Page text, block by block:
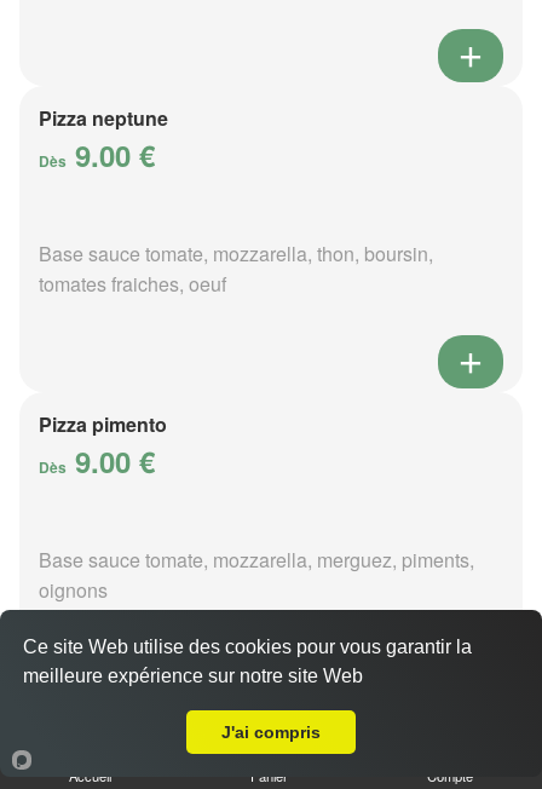
Pizza neptune
Dès 9.00 €
Base sauce tomate, mozzarella, thon, boursin,
tomates fraiches, oeuf
Pizza pimento
Dès 9.00 €
Base sauce tomate, mozzarella, merguez, piments,
oignons
9.00 €
Accueil Panier Compte
Ce site Web utilise des cookies pour vous garantir la
meilleure expérience sur notre site Web
J'ai compris